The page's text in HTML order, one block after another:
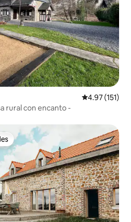
Calificación
4.97 (151)
rural con encanto -